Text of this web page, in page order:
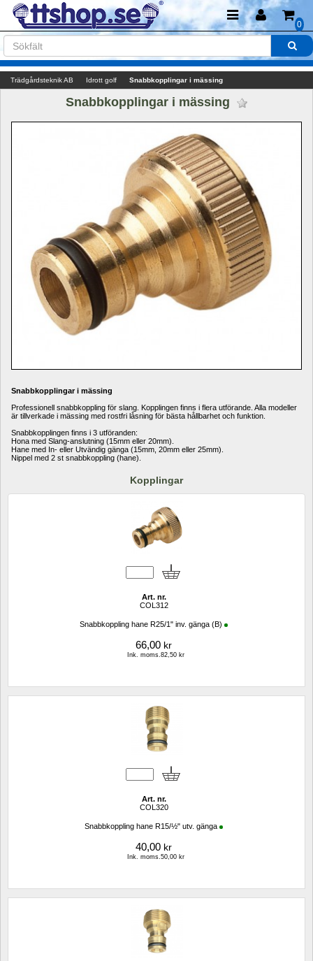
0
Trädgårdsteknik AB Idrott golf Snabbkopplingar i mässing
Snabbkopplingar i mässing
Snabbkopplingar i mässing
Professionell snabbkoppling för slang. Kopplingen finns i flera utförande. Alla modeller
är tillverkade i mässing med rostfri låsning för bästa hållbarhet och funktion.
Snabbkopplingen finns i 3 utföranden:
Hona med Slang-anslutning (15mm eller 20mm).
Hane med In- eller Utvändig gänga (15mm, 20mm eller 25mm).
Nippel med 2 st snabbkoppling (hane).
Kopplingar
Art. nr.
COL312
Snabbkoppling hane R25/1" inv. gänga (B)
66,00 kr
Ink. moms.82,50 kr
Art. nr.
COL320
Snabbkoppling hane R15/½" utv. gänga
40,00 kr
Ink. moms.50,00 kr